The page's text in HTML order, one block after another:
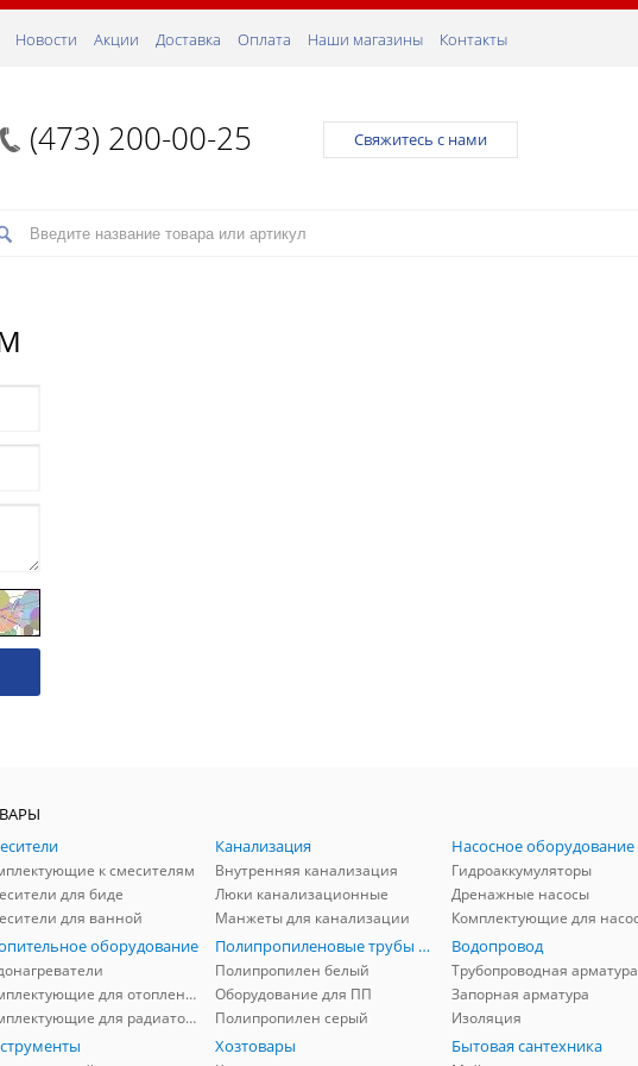
Новости Акции Доставка Оплата Наши магазины Контакты
(473) 200-00-25 Свяжитесь с нами
к смесителям
для биде
для ванной
Канализация
Внутренняя канализация
Люки канализационные
Манжеты для канализации
Насосное оборудование
Гидроаккумуляторы
Дренажные насосы
оборудование
Комплектующие для отопления
Комплектующие для радиаторов
Полипропиленовые трубы и фитинги
Полипропилен белый
Оборудование для ПП
Полипропилен серый
Водопровод
Трубопроводная арматура
Запорная арматура
Изоляция
Хозтовары Бытовая сантехника